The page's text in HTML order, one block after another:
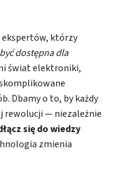
ekspertów, którzy
dostępna dla
świat elektroniki,
Dbamy o to, by każdy
rewolucji — niezależnie
się do wiedzy
zmienia